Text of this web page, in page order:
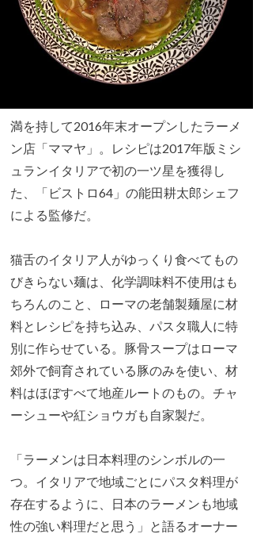
満を持して2016年末オープンしたラーメ
ン店「ママヤ」。レシピは2017年版ミシ
ュランイタリアで初の一ツ星を獲得し
た、「ビストロ64」の能田耕太郎シェフ
による監修だ。
猫舌のイタリア人がゆっくり食べてもの
びきらない麺は、化学調味料不使用はも
ちろんのこと、ローマの老舗製麺屋に材
料とレシピを持ち込み、パスタ職人に特
別に作らせている。豚骨スープはローマ
郊外で飼育されている豚のみを使い、材
料はほぼすべて地産ルートのもの。チャ
ーシューや紅ショウガも自家製だ。
「ラーメンは日本料理のシンボルの一
つ。イタリアで地域ごとにパスタ料理が
存在するように、日本のラーメンも地域
性の強い料理だと思う」と語るオーナー